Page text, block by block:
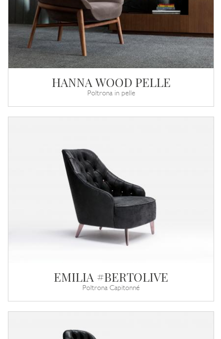
HANNA WOOD PELLE
Poltrona in pelle
EMILIA #BERTOLIVE
Poltrona Capitonné